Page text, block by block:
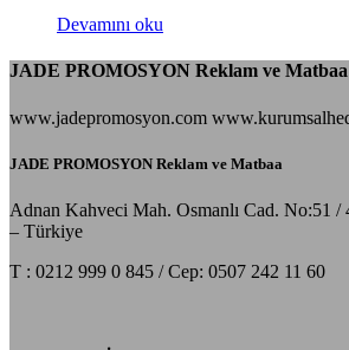
Devamını oku
JADE PROMOSYON Reklam ve Matbaa
www.jadepromosyon.com
JADE PROMOSYON Reklam ve Matbaa
Adnan Kahveci Mah. Osmanlı Cad. No:51
– Türkiye
T : 0212 999 0 845 / Cep: 0507 242 11 60